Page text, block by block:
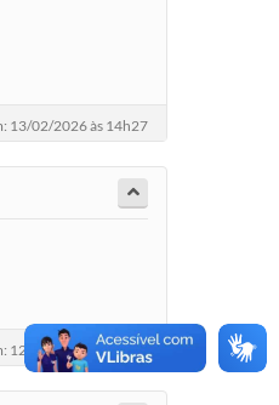
13/02/2026 às 14h27
12/11/2025 às 17h27